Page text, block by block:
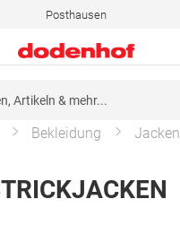
Posthausen
Bekleidung
Jacken